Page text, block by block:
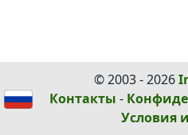
© 2003 - 2026
Контакты -
Условия